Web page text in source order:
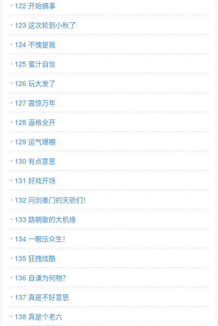
122 开始搞事
123 这次轮到小秋了
124 不愧是我
125 蜜汁自信
126 玩大发了
127 震惊万年
128 逼格全开
129 运气爆棚
130 有点意思
131 好戏开场
132 问剑墨门的天骄们！
133 路朝歌的大机缘
134 一眼压众生！
135 狂拽炫酷
136 自谦为何物？
137 真是不好意思
138 真是个老六